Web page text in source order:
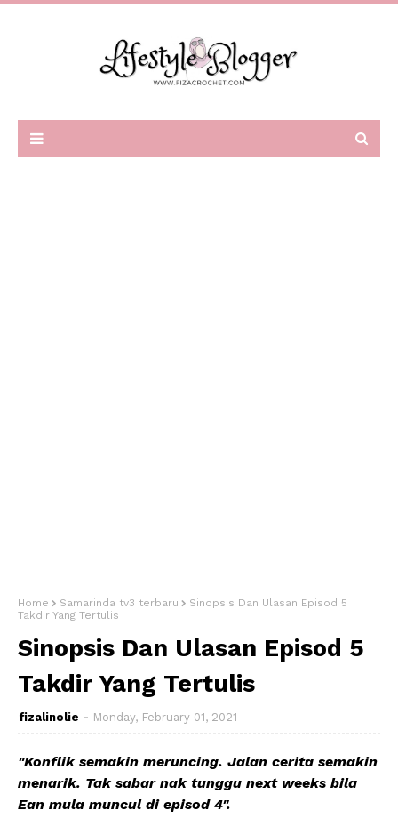
Home Samarinda tv3 terbaru
Sinopsis Dan Ulasan Episod 5
Takdir Yang Tertulis
Sinopsis Dan Ulasan Episod 5
Takdir Yang Tertulis
fizalinolie Monday, February 01, 2021
"Konflik semakin meruncing. Jalan cerita semakin
menarik. Tak sabar nak tunggu next weeks bila
Ean mula muncul di episod 4".